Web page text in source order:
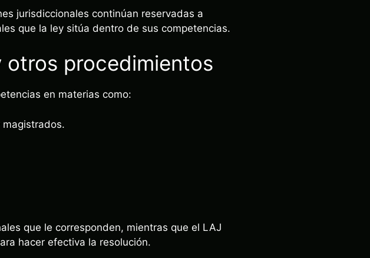
jurisdiccionales continúan reservadas a
que la ley sitúa dentro de sus competencias.
otros procedimientos
en materias como:
magistrados.
que le corresponden, mientras que el LAJ
hacer efectiva la resolución.